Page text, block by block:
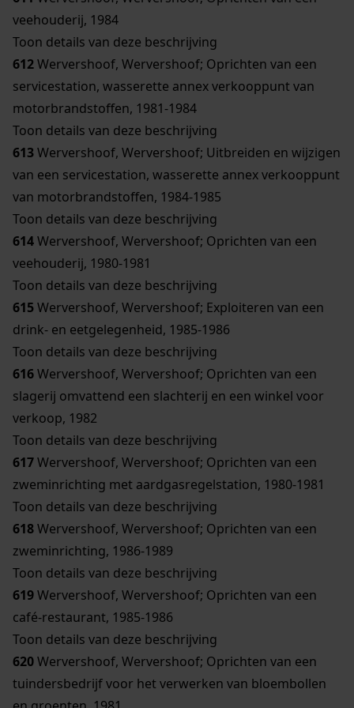
veehouderij, 1984
Toon details van deze beschrijving
612Wervershoof, Wervershoof; Oprichten van een
servicestation, wasserette annex verkooppunt van
motorbrandstoffen, 1981-1984
Toon details van deze beschrijving
613Wervershoof, Wervershoof; Uitbreiden en wijzigen
van een servicestation, wasserette annex verkooppunt
van motorbrandstoffen, 1984-1985
Toon details van deze beschrijving
614Wervershoof, Wervershoof; Oprichten van een
veehouderij, 1980-1981
Toon details van deze beschrijving
615Wervershoof, Wervershoof; Exploiteren van een
drink- en eetgelegenheid, 1985-1986
Toon details van deze beschrijving
616Wervershoof, Wervershoof; Oprichten van een
slagerij omvattend een slachterij en een winkel voor
verkoop, 1982
Toon details van deze beschrijving
617Wervershoof, Wervershoof; Oprichten van een
zweminrichting met aardgasregelstation, 1980-1981
Toon details van deze beschrijving
618Wervershoof, Wervershoof; Oprichten van een
zweminrichting, 1986-1989
Toon details van deze beschrijving
619Wervershoof, Wervershoof; Oprichten van een
café-restaurant, 1985-1986
Toon details van deze beschrijving
620Wervershoof, Wervershoof; Oprichten van een
tuindersbedrijf voor het verwerken van bloembollen